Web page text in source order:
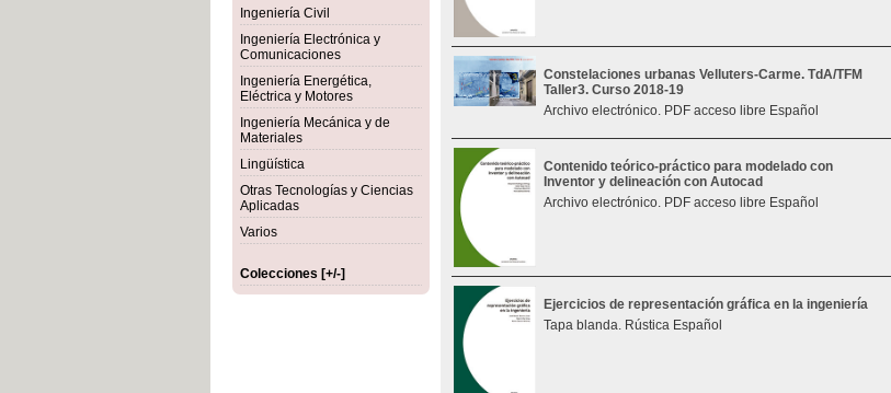
Ingeniería Civil
Ingeniería Electrónica y
Comunicaciones
Ingeniería Energética,
Eléctrica y Motores
Ingeniería Mecánica y de
Materiales
Lingüística
Otras Tecnologías y Ciencias
Aplicadas
Varios
Colecciones [+/-]
Constelaciones urbanas Velluters-Carme. TdA/TFM
Taller3. Curso 2018-19
Archivo electrónico. PDF acceso libre Español
Contenido teórico-práctico para modelado con
Inventor y delineación con Autocad
Archivo electrónico. PDF acceso libre Español
Ejercicios de representación gráfica en la ingeniería
Tapa blanda. Rústica Español